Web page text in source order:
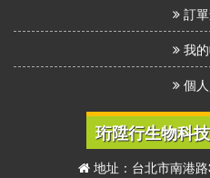
訂
我
個
珩陞行生物科
地址：台北市南港